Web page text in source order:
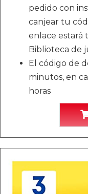
pedido con
canjear tu
enlace estará
Biblioteca de
El código de
minutos, en
horas